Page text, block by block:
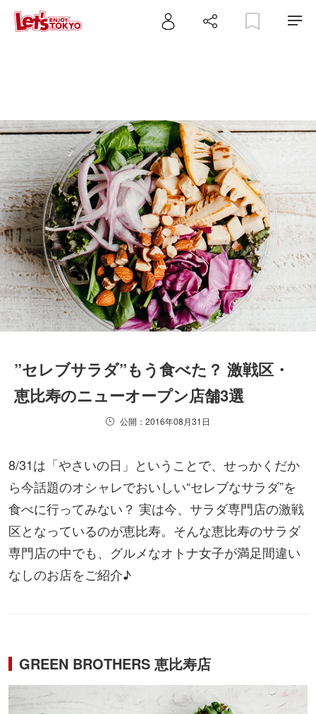
”セレブサラダ”もう食べた？ 激戦区・
恵比寿のニューオープン店舗3選
公開：2016年08月31日
8/31は「やさいの日」ということで、せっかくだか
ら今話題のオシャレでおいしい“セレブなサラダ”を
食べに行ってみない？ 実は今、サラダ専門店の激戦
区となっているのが恵比寿。そんな恵比寿のサラダ
専門店の中でも、グルメなオトナ女子が満足間違い
なしのお店をご紹介♪
GREEN BROTHERS 恵比寿店